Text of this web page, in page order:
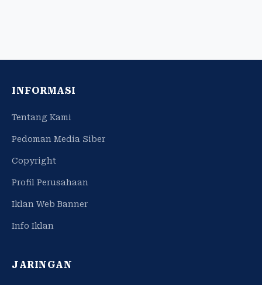
INFORMASI
Tentang Kami
Pedoman Media Siber
Copyright
Profil Perusahaan
Iklan Web Banner
Info Iklan
JARINGAN